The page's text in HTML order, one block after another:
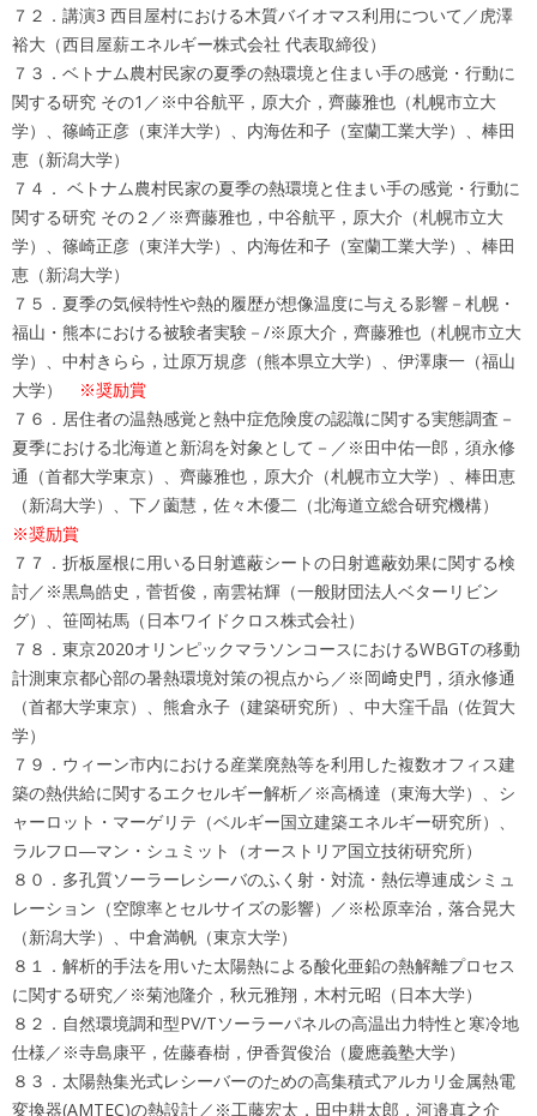
７２．講演3 西目屋村における木質バイオマス利用について／虎澤
裕大（西目屋薪エネルギー株式会社 代表取締役）
７３．ベトナム農村民家の夏季の熱環境と住まい手の感覚・行動に
関する研究 その1／※中谷航平，原大介，齊藤雅也（札幌市立大
学）、篠崎正彦（東洋大学）、内海佐和子（室蘭工業大学）、棒田
恵（新潟大学）
７４． ベトナム農村民家の夏季の熱環境と住まい手の感覚・行動に
関する研究 その２／※齊藤雅也，中谷航平，原大介（札幌市立大
学）、篠崎正彦（東洋大学）、内海佐和子（室蘭工業大学）、棒田
恵（新潟大学）
７５．夏季の気候特性や熱的履歴が想像温度に与える影響－札幌・
福山・熊本における被験者実験－/※原大介，齊藤雅也（札幌市立大
学）、中村きらら，辻原万規彦（熊本県立大学）、伊澤康一（福山
大学）
※奨励賞
７６．居住者の温熱感覚と熱中症危険度の認識に関する実態調査－
夏季における北海道と新潟を対象として－／※田中佑一郎，須永修
通（首都大学東京）、齊藤雅也，原大介（札幌市立大学）、棒田恵
（新潟大学）、下ノ薗慧，佐々木優二（北海道立総合研究機構）
※奨励賞
７７．折板屋根に用いる日射遮蔽シートの日射遮蔽効果に関する検
討／※黒鳥皓史，菅哲俊，南雲祐輝（一般財団法人ベターリビン
グ）、笹岡祐馬（日本ワイドクロス株式会社）
７８．東京2020オリンピックマラソンコースにおけるWBGTの移動
計測東京都心部の暑熱環境対策の視点から／※岡﨑史門，須永修通
（首都大学東京）、熊倉永子（建築研究所）、中大窪千晶（佐賀大
学）
７９．ウィーン市内における産業廃熱等を利用した複数オフィス建
築の熱供給に関するエクセルギー解析／※高橋達（東海大学）、シ
ャーロット・マーゲリテ（ベルギー国立建築エネルギー研究所）、
ラルフロ―マン・シュミット（オーストリア国立技術研究所）
８０．多孔質ソーラーレシーバのふく射・対流・熱伝導連成シミュ
レーション（空隙率とセルサイズの影響）／※松原幸治，落合晃大
（新潟大学）、中倉満帆（東京大学）
８１．解析的手法を用いた太陽熱による酸化亜鉛の熱解離プロセス
に関する研究／※菊池隆介，秋元雅翔，木村元昭（日本大学）
８２．自然環境調和型PV/Tソーラーパネルの高温出力特性と寒冷地
仕様／※寺島康平，佐藤春樹，伊香賀俊治（慶應義塾大学）
８３．太陽熱集光式レシーバーのための高集積式アルカリ金属熱電
変換器(AMTEC)の熱設計／※工藤宏太，田中耕太郎，河邉真之介